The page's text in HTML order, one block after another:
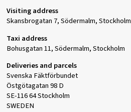
Visiting address
Skansbrogatan 7, Södermalm, Stockholm
Taxi address
Bohusgatan 11, Södermalm, Stockholm
Deliveries and parcels
Svenska Fäktförbundet
Östgötagatan 98 D
SE-116 64 Stockholm
SWEDEN